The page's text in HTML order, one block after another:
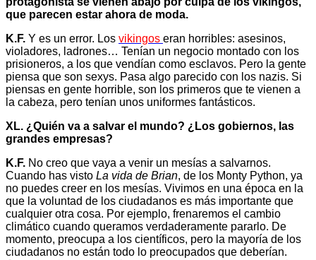
que parecen estar ahora de moda.
K.F. Y es un error. Los vikingos eran horribles: asesinos,
violadores, ladrones… Tenían un negocio montado con los
prisioneros, a los que vendían como esclavos. Pero la gente
piensa que son sexys. Pasa algo parecido con los nazis. Si
piensas en gente horrible, son los primeros que te vienen a
la cabeza, pero tenían unos uniformes fantásticos.
XL. ¿Quién va a salvar el mundo? ¿Los gobiernos, las
grandes empresas?
K.F. No creo que vaya a venir un mesías a salvarnos.
Cuando has visto La vida de Brian, de los Monty Python, ya
no puedes creer en los mesías. Vivimos en una época en la
que la voluntad de los ciudadanos es más importante que
cualquier otra cosa. Por ejemplo, frenaremos el cambio
climático cuando queramos verdaderamente pararlo. De
momento, preocupa a los científicos, pero la mayoría de los
ciudadanos no están todo lo preocupados que deberían.